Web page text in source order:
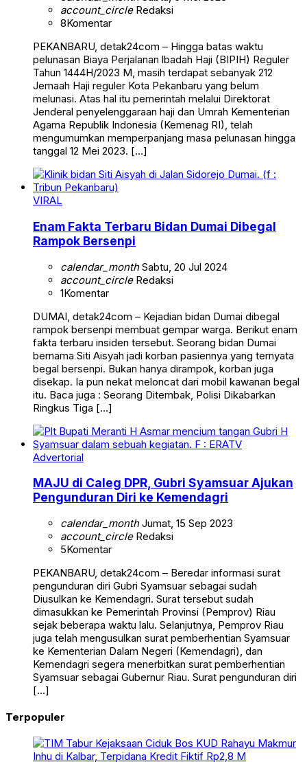
account_circleRedaksi
8Komentar
PEKANBARU, detak24com – Hingga batas waktu
pelunasan Biaya Perjalanan lbadah Haji (BIPIH) Reguler
Tahun 1444H/2023 M, masih terdapat sebanyak 212
Jemaah Haji reguler Kota Pekanbaru yang belum
melunasi. Atas hal itu pemerintah melalui Direktorat
Jenderal penyelenggaraan haji dan Umrah Kementerian
Agama Republik Indonesia (Kemenag RI), telah
mengumumkan memperpanjang masa pelunasan hingga
tanggal 12 Mei 2023. […]
VIRAL
Enam Fakta Terbaru Bidan Dumai Dibegal
Rampok Bersenpi
calendar_monthSabtu, 20 Jul 2024
account_circleRedaksi
1Komentar
DUMAI, detak24com – Kejadian bidan Dumai dibegal
rampok bersenpi membuat gempar warga. Berikut enam
fakta terbaru insiden tersebut. Seorang bidan Dumai
bernama Siti Aisyah jadi korban pasiennya yang ternyata
begal bersenpi. Bukan hanya dirampok, korban juga
disekap. Ia pun nekat meloncat dari mobil kawanan begal
itu. Baca juga : Seorang Ditembak, Polisi Dikabarkan
Ringkus Tiga […]
Advertorial
MAJU di Caleg DPR, Gubri Syamsuar Ajukan
Pengunduran Diri ke Kemendagri
calendar_monthJumat, 15 Sep 2023
account_circleRedaksi
5Komentar
PEKANBARU, detak24com – Beredar informasi surat
pengunduran diri Gubri Syamsuar sebagai sudah
Diusulkan ke Kemendagri. Surat tersebut sudah
dimasukkan ke Pemerintah Provinsi (Pemprov) Riau
sejak beberapa waktu lalu. Selanjutnya, Pemprov Riau
juga telah mengusulkan surat pemberhentian Syamsuar
ke Kementerian Dalam Negeri (Kemendagri), dan
Kemendagri segera menerbitkan surat pemberhentian
Syamsuar sebagai Gubernur Riau. Surat pengunduran diri
[…]
Terpopuler